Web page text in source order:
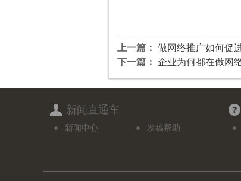
上一篇： 做网络推广如何促
下一篇： 企业为何都在做网
新闻直通车
新闻中心 发稿帮助